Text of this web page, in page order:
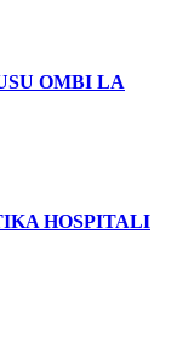
OMBI LA
HOSPITALI